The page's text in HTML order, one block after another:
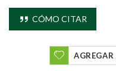
CÓMO CITAR
AGREGAR